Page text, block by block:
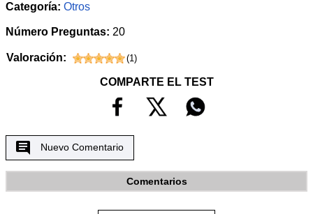
Categoría: Otros
Número Preguntas: 20
Valoración: (1)
COMPARTE EL TEST
Nuevo Comentario
Comentarios